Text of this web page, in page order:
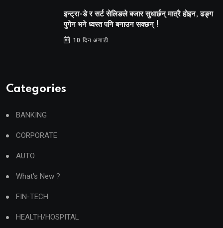
इन्ट्रा-डे र सर्ट सेलिङले बजार सुधार्छन् मात्रै होइन, ढङ्ग
पुगेन भने ध्वस्त पनि बनाउन सक्छन् !
10 दिन अगाडी
Categories
BANKING
CORPORATE
AUTO
What's New ?
FIN-TECH
HEALTH/HOSPITAL